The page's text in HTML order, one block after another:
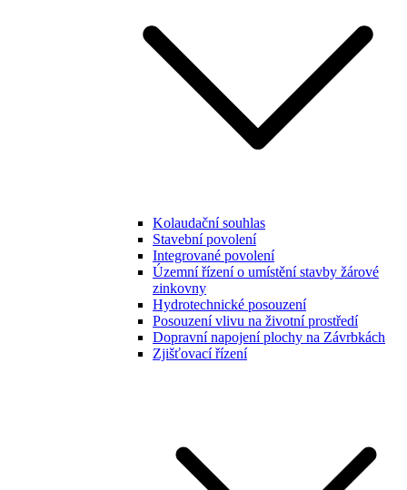
Kolaudační souhlas
Stavební povolení
Integrované povolení
Územní řízení o umístění stavby žárové
zinkovny
Hydrotechnické posouzení
Posouzení vlivu na životní prostředí
Dopravní napojení plochy na Závrbkách
Zjišťovací řízení